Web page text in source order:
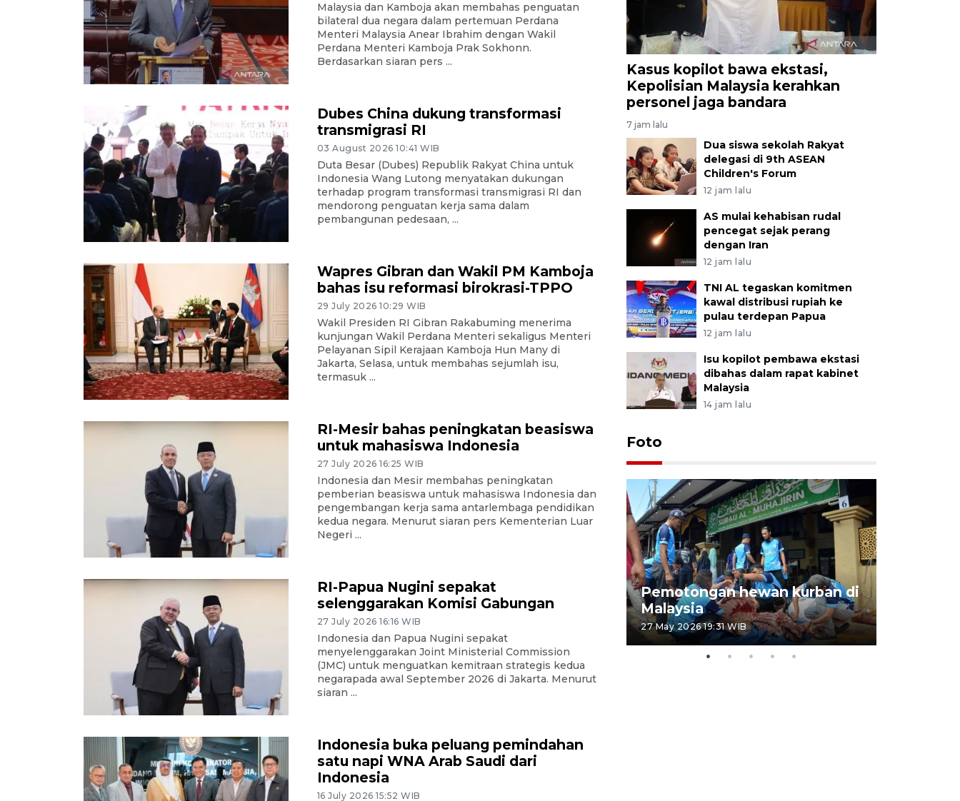
Malaysia dan Kamboja akan membahas penguatan
bilateral dua negara dalam pertemuan Perdana
Menteri Malaysia Anear Ibrahim dengan Wakil
Perdana Menteri Kamboja Prak Sokhonn.
Berdasarkan siaran pers ...
Dubes China dukung transformasi
transmigrasi RI
03 August 2026 10:41 WIB
Duta Besar (Dubes) Republik Rakyat China untuk
Indonesia Wang Lutong menyatakan dukungan
terhadap program transformasi transmigrasi RI dan
mendorong penguatan kerja sama dalam
pembangunan pedesaan, ...
Wapres Gibran dan Wakil PM Kamboja
bahas isu reformasi birokrasi-TPPO
29 July 2026 10:29 WIB
Wakil Presiden RI Gibran Rakabuming menerima
kunjungan Wakil Perdana Menteri sekaligus Menteri
Pelayanan Sipil Kerajaan Kamboja Hun Many di
Jakarta, Selasa, untuk membahas sejumlah isu,
termasuk ...
RI-Mesir bahas peningkatan beasiswa
untuk mahasiswa Indonesia
27 July 2026 16:25 WIB
Indonesia dan Mesir membahas peningkatan
pemberian beasiswa untuk mahasiswa Indonesia dan
pengembangan kerja sama antarlembaga pendidikan
kedua negara. Menurut siaran pers Kementerian Luar
Negeri ...
RI-Papua Nugini sepakat
selenggarakan Komisi Gabungan
27 July 2026 16:16 WIB
Indonesia dan Papua Nugini sepakat
menyelenggarakan Joint Ministerial Commission
(JMC) untuk menguatkan kemitraan strategis kedua
negarapada awal September 2026 di Jakarta. Menurut
siaran ...
Indonesia buka peluang pemindahan
satu napi WNA Arab Saudi dari
Indonesia
16 July 2026 15:52 WIB
Kasus kopilot bawa ekstasi,
Kepolisian Malaysia kerahkan
personel jaga bandara
7 jam lalu
Dua siswa sekolah Rakyat
delegasi di 9th ASEAN
Children's Forum
12 jam lalu
AS mulai kehabisan rudal
pencegat sejak perang
dengan Iran
12 jam lalu
TNI AL tegaskan komitmen
kawal distribusi rupiah ke
pulau terdepan Papua
12 jam lalu
Isu kopilot pembawa ekstasi
dibahas dalam rapat kabinet
Malaysia
14 jam lalu
Foto
Tarawih di Malaysia
19 February 2026 19:47 WIB
Pemotongan hewan kurban di
Malaysia
27 May 2026 19:31 WIB